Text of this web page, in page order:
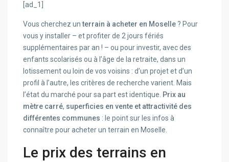
[ad_1]
Vous cherchez unterrain à acheter en Moselle ? Pour
vous y installer – et profiter de 2 jours fériés
supplémentaires par an ! – ou pour investir, avec des
enfants scolarisés ou à l’âge de la retraite, dans un
lotissement ou loin de vos voisins : d’un projet et d’un
profil à l’autre, les critères de recherche varient. Mais
l’état du marché pour sa part est identique. Prix au
mètre carré, superficies en vente et attractivité des
différentes communes : le point sur les infos à
connaître pour acheter un terrain en Moselle.
Le prix des terrains en